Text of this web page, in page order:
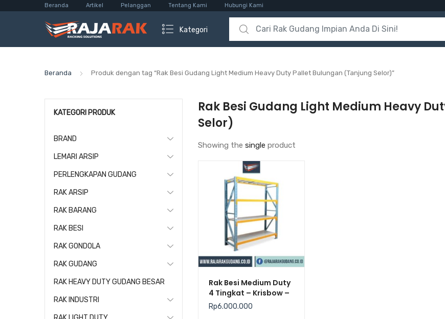
Beranda Artikel Pelanggan Tentang Kami Hubungi Kami
Kategori
Search for:
Beranda Produk dengan tag “Rak Besi Gudang Light Medium Heavy Duty Pallet Bulungan (Tanjung Selor)”
Rak Besi Gudang Light Medium Heavy
Selor)
Showing the single product
Rak Besi Medium Duty
4 Tingkat – Krisbow –
Kekuatan 500Kg /
Level
Rp6.000.000
KATEGORI PRODUK
BRAND
LEMARI ARSIP
PERLENGKAPAN GUDANG
RAK ARSIP
RAK BARANG
RAK BESI
RAK GONDOLA
RAK GUDANG
RAK HEAVY DUTY GUDANG BESAR
RAK INDUSTRI